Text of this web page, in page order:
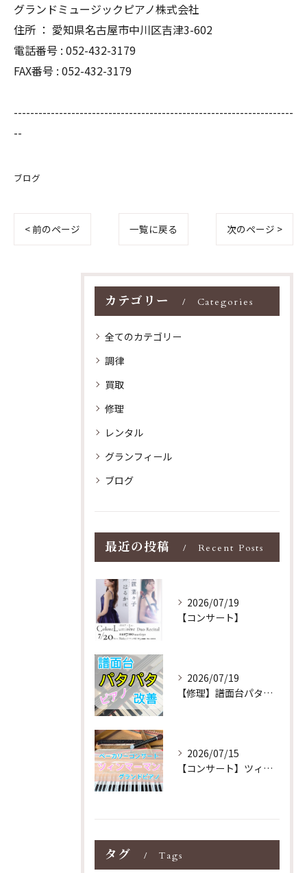
グランドミュージックピアノ株式会社
住所 ： 愛知県名古屋市中川区吉津3-602
電話番号 : 052-432-3179
FAX番号 : 052-432-3179
--------------------------------------------------------------------
--
ブログ
< 前のページ 一覧に戻る 次のページ >
カテゴリー Categories
全てのカテゴリー
調律
買取
修理
レンタル
グランフィール
ブログ
最近の投稿 Recent Posts
2026/07/19
【コンサート】
2026/07/19
【修理】譜面台パタパタを改善！ストレス解消！
2026/07/15
【コンサート】ツィンマーマンのグランドピアノ♪木目猫足グラン...
タグ Tags